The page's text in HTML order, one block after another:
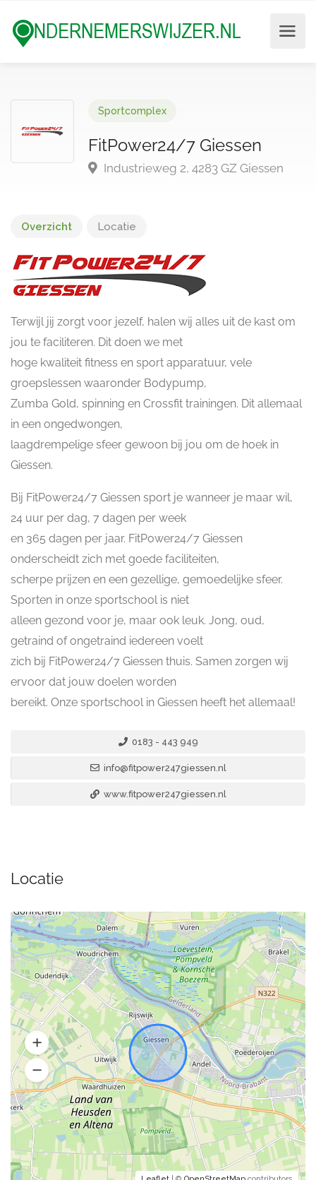
Sportcomplex
FitPower24/7 Giessen
Industrieweg 2, 4283 GZ Giessen
Overzicht Locatie
Terwijl jij zorgt voor jezelf, halen wij alles uit de kast om
jou te faciliteren. Dit doen we met
hoge kwaliteit fitness en sport apparatuur, vele
groepslessen waaronder Bodypump,
Zumba Gold, spinning en Crossfit trainingen. Dit allemaal
in een ongedwongen,
laagdrempelige sfeer gewoon bij jou om de hoek in
Giessen.
Bij FitPower24/7 Giessen sport je wanneer je maar wil,
24 uur per dag, 7 dagen per week
en 365 dagen per jaar. FitPower24/7 Giessen
onderscheidt zich met goede faciliteiten,
scherpe prijzen en een gezellige, gemoedelijke sfeer.
Sporten in onze sportschool is niet
alleen gezond voor je, maar ook leuk. Jong, oud,
getraind of ongetraind iedereen voelt
zich bij FitPower24/7 Giessen thuis. Samen zorgen wij
ervoor dat jouw doelen worden
bereikt. Onze sportschool in Giessen heeft het allemaal!
0183 - 443 949
info@fitpower247giessen.nl
www.fitpower247giessen.nl
Locatie